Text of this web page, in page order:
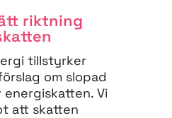
riktning
tillstyrker
om slopad
energiskatten. Vi
att skatten